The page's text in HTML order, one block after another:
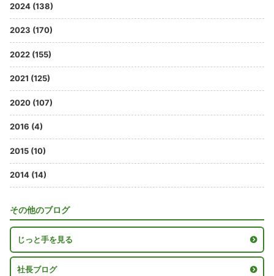
2024 (138)
2023 (170)
2022 (155)
2021 (125)
2020 (107)
2016 (4)
2015 (10)
2014 (14)
その他のブログ
じっと手を見る
社長ブログ